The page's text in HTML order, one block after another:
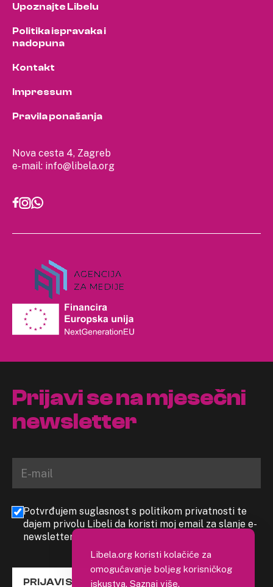
Nova cesta 4, Zagreb
e-mail: info@libela.org
Upoznajte Libelu
Politika ispravaka i
nadopuna
Kontakt
Impressum
Pravila ponašanja
Prijavi se na mjesečni
newsletter
Potvrđujem suglasnost s politikom privatnosti te
dajem privolu Libeli da koristi moj email za slanje e-
newslettera
PRIJAVI SE
Libela.org koristi kolačiće za
omogućavanje boljeg korisničkog
iskustva. Saznaj više.